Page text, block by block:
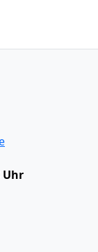
Uhr